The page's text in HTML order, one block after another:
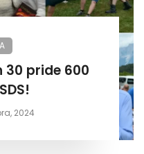
članov. SDS!
2024